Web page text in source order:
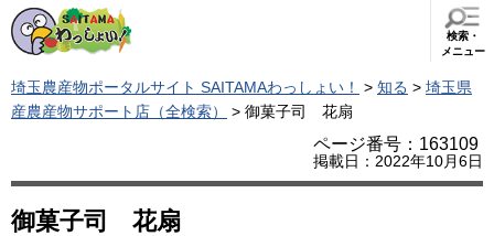
検索・
メニュー
埼玉農産物ポータルサイト SAITAMAわっしょい！ > 知る > 埼玉県
産農産物サポート店（全検索）
> 御菓子司 花扇
ページ番号：163109
掲載日：2022年10月6日
御菓子司 花扇